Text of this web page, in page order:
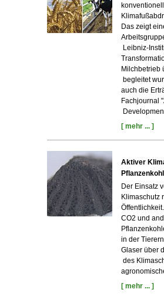
Das zeigt
Leibniz-
Milchbetrieb
begleitet
auch die
Fachjournal
[ mehr ... ]
Aktiver
Der Einsatz
Klimaschutz
CO2 und
in der
Glaser über
des
[ mehr ... ]